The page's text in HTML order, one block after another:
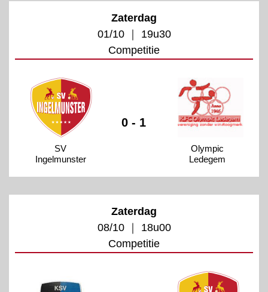
Zaterdag
01/10 ｜ 19u30
Competitie
SV
Ingelmunster
0 - 1
Olympic
Ledegem
Zaterdag
08/10 ｜ 18u00
Competitie